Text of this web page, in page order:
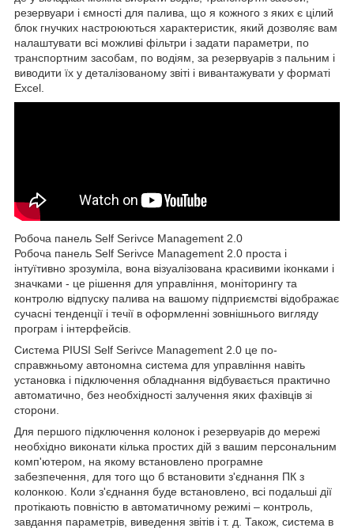
резервуари і ємності для палива, що я кожного з яких є цілий
блок гнучких настроюються характеристик, який дозволяє вам
налаштувати всі можливі фільтри і задати параметри, по
транспортним засобам, по водіям, за резервуарів з пальним і
виводити їх у деталізованому звіті і вивантажувати у форматі
Excel.
Робоча панель Self Serivce Management 2.0
Робоча панель Self Serivce Management 2.0 проста і
інтуїтивно зрозуміла, вона візуалізована красивими іконками і
значками - це рішення для управління, моніторингу та
контролю відпуску палива на вашому підприємстві відображає
сучасні тенденції і течії в оформленні зовнішнього вигляду
програм і інтерфейсів.
Система PIUSI Self Serivce Management 2.0 це по-
справжньому автономна система для управління навіть
установка і підключення обладнання відбувається практично
автоматично, без необхідності залучення яких фахівців зі
сторони.
Для першого підключення колонок і резервуарів до мережі
необхідно виконати кілька простих дій з вашим персональним
комп'ютером, на якому встановлено програмне
забезпечення, для того що б встановити з'єднання ПК з
колонкою. Коли з'єднання буде встановлено, всі подальші дії
протікають повністю в автоматичному режимі – контроль,
завдання параметрів, виведення звітів і т. д. Також, система в